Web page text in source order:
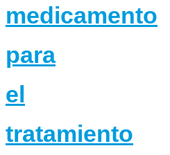
medicamento
para
el
tratamiento